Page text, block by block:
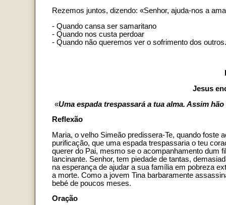
Rezemos juntos, dizendo: «Senhor, ajuda-nos a
- Quando cansa ser samaritano
- Quando nos custa perdoar
- Quando não queremos ver o sofrimento dos outros.
Jesus
«Uma espada trespassará a tua alma. Assim
Reflexão
Maria, o velho Simeão predissera-Te, quando foste
purificação, que uma espada trespassaria o teu
querer do Pai, mesmo se o acompanhamento dum
lancinante. Senhor, tem piedade de tantas,
na esperança de ajudar a sua família em pobreza
a morte. Como a jovem Tina barbaramente
bebé de poucos meses.
Oração